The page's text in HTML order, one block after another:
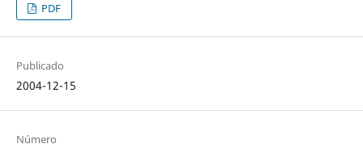
PDF
Publicado
2004-12-15
Número